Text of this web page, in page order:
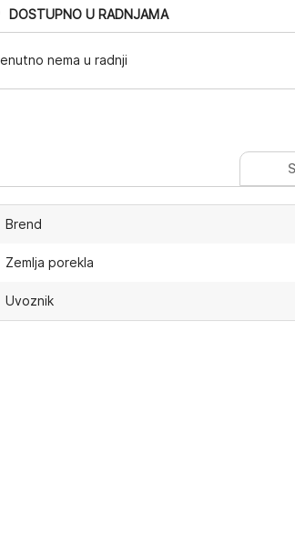
DOSTUPNO U RADNJAMA
nema u radnji
Brend
Zemlja porekla
Uvoznik